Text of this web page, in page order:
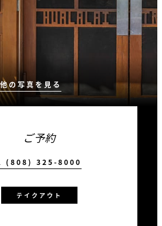
他の写真を見る
ご予約
(808) 325-8000
テイクアウト